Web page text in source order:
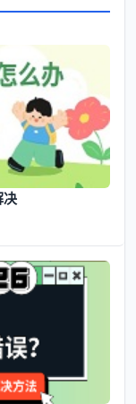
决